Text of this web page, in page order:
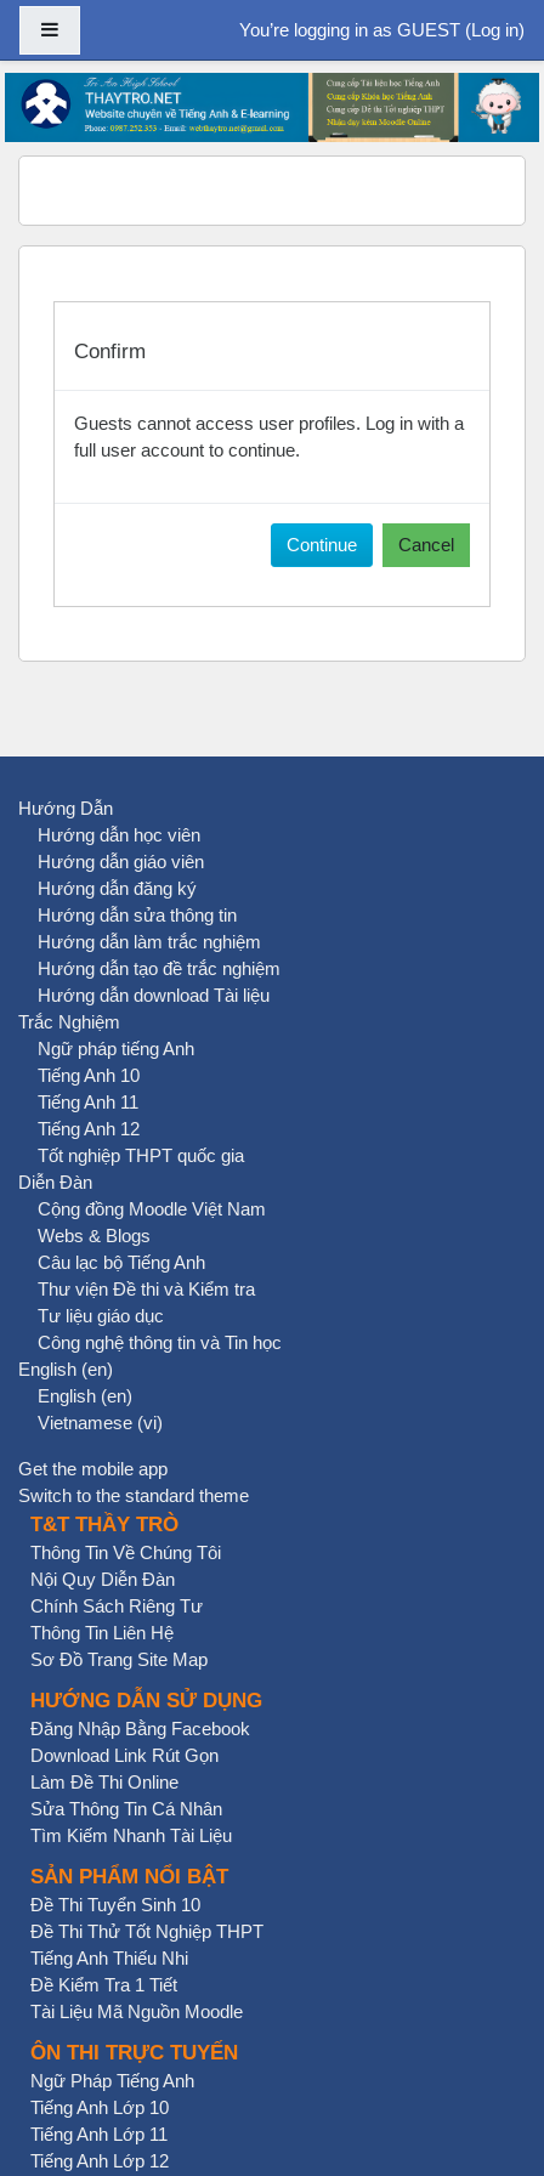
Skip to main content
You’re logging in as GUEST (Log in)
Confirm
Guests cannot access user profiles. Log in with a
full user account to continue.
Continue Cancel
Hướng Dẫn
Hướng dẫn học viên
Hướng dẫn giáo viên
Hướng dẫn đăng ký
Hướng dẫn sửa thông tin
Hướng dẫn làm trắc nghiệm
Hướng dẫn tạo đề trắc nghiệm
Hướng dẫn download Tài liệu
Trắc Nghiệm
Ngữ pháp tiếng Anh
Tiếng Anh 10
Tiếng Anh 11
Tiếng Anh 12
Tốt nghiệp THPT quốc gia
Diễn Đàn
Cộng đồng Moodle Việt Nam
Webs & Blogs
Câu lạc bộ Tiếng Anh
Thư viện Đề thi và Kiểm tra
Tư liệu giáo dục
Công nghệ thông tin và Tin học
English ‎(en)‎
English ‎(en)‎
Vietnamese ‎(vi)‎
Get the mobile app
Switch to the standard theme
T&T THẦY TRÒ
Thông Tin Về Chúng Tôi
Nội Quy Diễn Đàn
Chính Sách Riêng Tư
Thông Tin Liên Hệ
Sơ Đồ Trang Site Map
HƯỚNG DẪN SỬ DỤNG
Đăng Nhập Bằng Facebook
Download Link Rút Gọn
Làm Đề Thi Online
Sửa Thông Tin Cá Nhân
Tìm Kiếm Nhanh Tài Liệu
SẢN PHẨM NỔI BẬT
Đề Thi Tuyển Sinh 10
Đề Thi Thử Tốt Nghiệp THPT
Tiếng Anh Thiếu Nhi
Đề Kiểm Tra 1 Tiết
Tài Liệu Mã Nguồn Moodle
ÔN THI TRỰC TUYẾN
Ngữ Pháp Tiếng Anh
Tiếng Anh Lớp 10
Tiếng Anh Lớp 11
Tiếng Anh Lớp 12